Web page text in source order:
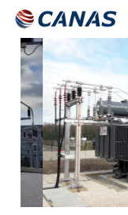
Skip
main
content